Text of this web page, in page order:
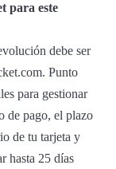
para este
debe ser
Punto
para gestionar
de pago, el plazo
de tu tarjeta y
hasta 25 días